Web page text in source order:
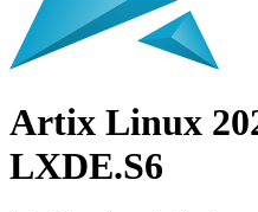
Artix Linux
LXDE.S6